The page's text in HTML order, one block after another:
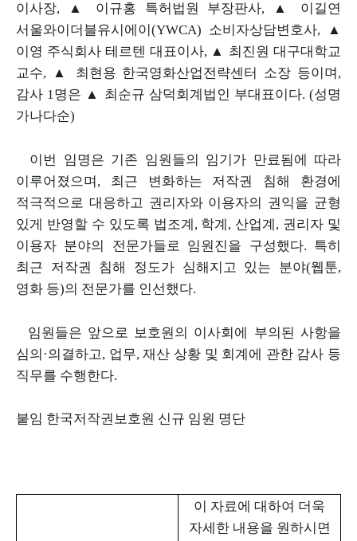
이사장, ▲ 이규홍 특허법원 부장판사, ▲ 이길연
서울와이더블유시에이(YWCA) 소비자상담변호사,
▲
이영 주식회사 테르텐 대표이사, ▲ 최진원 대구대학교
교수, ▲ 최현용 한국영화산업전략센터 소장 등이며 ,
감사 1명은 ▲ 최순규 삼덕회계법인 부대표이다. (성명
가나다순)
이번 임명은 기존 임원들의 임기가 만료됨에 따라
이루어졌으며 , 최근 변화하는 저작권 침해 환경에
적극적으로 대응하고 권리자와 이용자의 권익을 균형
있게 반영할 수 있도록 법조계 , 학계 ,산업계 , 권리자 및
이용자 분야의 전문가들로 임원진을 구성했다. 특히
최근 저작권 침해 정도가 심해지고 있는 분야(웹툰,
영화 등)의 전문가를 인선했다.
임원들은 앞으로 보호원의 이사회에 부의된 사항을
심의 ·의결하고, 업무,재산 상황 및 회계에 관한 감사 등
직무를 수행한다.
붙임 한국저작권보호원 신규 임원 명단
이 자료에 대하여 더욱
자세한 내용을 원하시면